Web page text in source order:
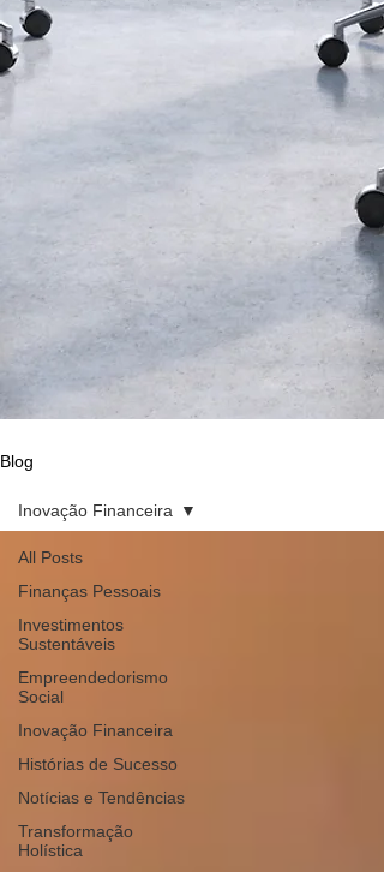
Blog
All Posts
Finanças Pessoais
Investimentos
Sustentáveis
Empreendedorismo
Social
Inovação Financeira
Histórias de Sucesso
Notícias e Tendências
Transformação
Holística
Inovação Financeira